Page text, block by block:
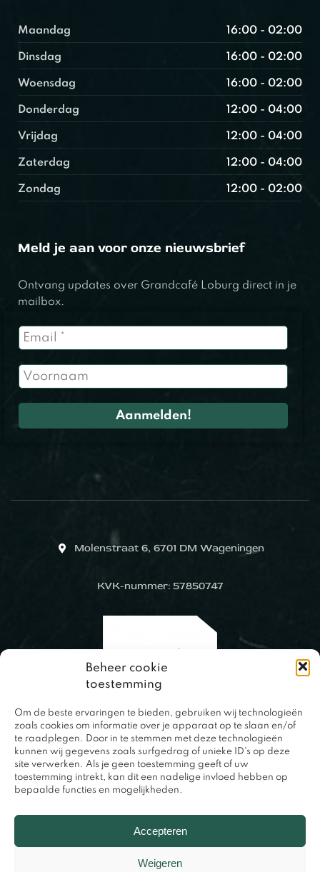
Beheer cookie
toestemming
Om de beste ervaringen te bieden, gebruiken wij technologieën
zoals cookies om informatie over je apparaat op te slaan en/of
te raadplegen. Door in te stemmen met deze technologieën
kunnen wij gegevens zoals surfgedrag of unieke ID's op deze
site verwerken. Als je geen toestemming geeft of uw
toestemming intrekt, kan dit een nadelige invloed hebben op
bepaalde functies en mogelijkheden.
Accepteren
Weigeren
Maandag 16:00 - 02:00
Dinsdag 16:00 - 02:00
Woensdag 16:00 - 02:00
Donderdag 12:00 - 04:00
Vrijdag 12:00 - 04:00
Zaterdag 12:00 - 04:00
Zondag 12:00 - 02:00
Meld je aan voor onze nieuwsbrief
Ontvang updates over Grandcafé Loburg direct in je
mailbox.
Molenstraat 6, 6701 DM Wageningen
KVK-nummer: 57850747
0317 – 420848